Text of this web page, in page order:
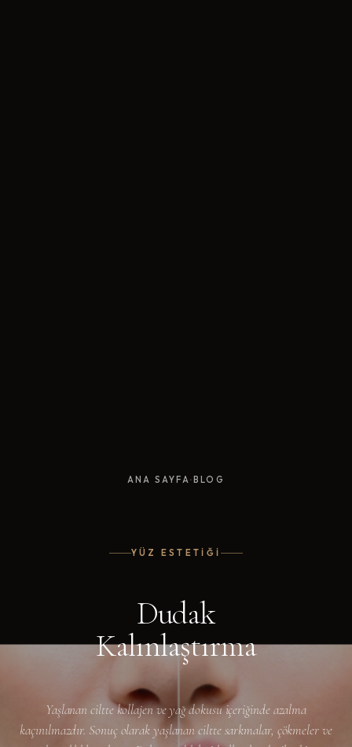
ANA SAYFA·BLOG
YÜZ ESTETIĞI
Dudak
Kalınlaştırma
Yaşlanan ciltte kollajen ve yağ dokusu içeriğinde azalma
kaçınılmazdır. Sonuç olarak yaşlanan ciltte sarkmalar, çökmeler ve